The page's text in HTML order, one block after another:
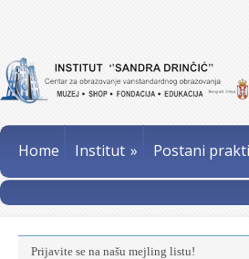
Home Institut » Postani
Prijavite se na našu mejling listu!